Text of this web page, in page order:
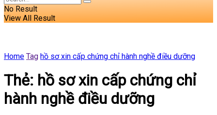
No Result
View All Result
Home Tag hồ sơ xin cấp chứng chỉ hành nghề điều dưỡng
Thẻ: hồ sơ xin cấp chứng chỉ
hành nghề điều dưỡng